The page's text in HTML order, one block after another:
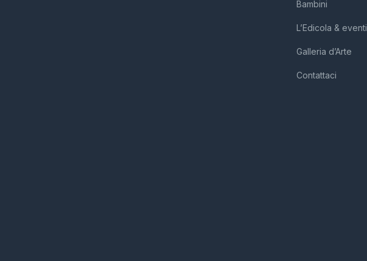
Bambini
L’Edicola & eventi
Galleria d’Arte
Contattaci